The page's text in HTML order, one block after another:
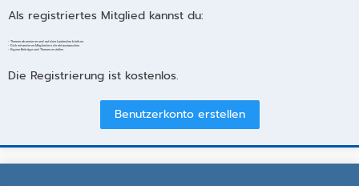
Als registriertes Mitglied kannst du:
- Themen abonnieren und auf dem Laufenden bleiben
- Dich mit anderen Mitgliedern direkt austauschen
- Eigene Beiträge und Themen erstellen
Die Registrierung ist kostenlos.
Benutzerkonto erstellen